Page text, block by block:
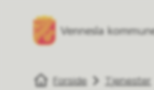
Vennesla kommune
Du er her:Forside Tjenester